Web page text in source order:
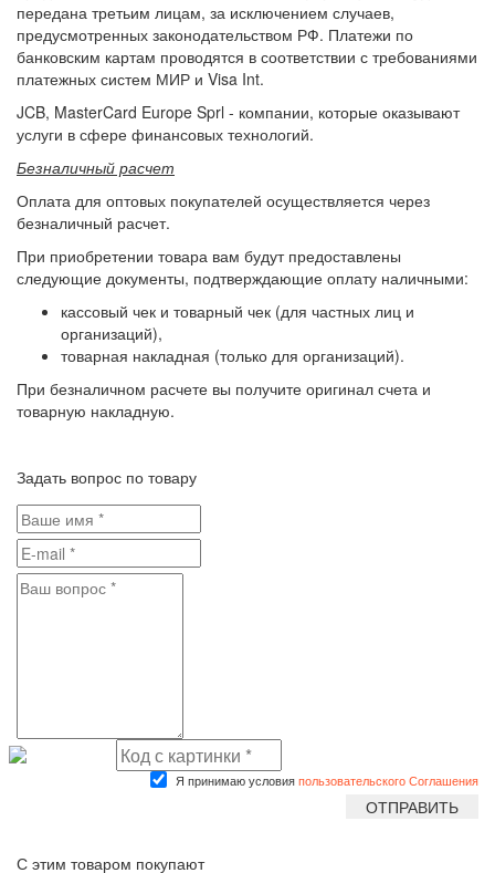
передана третьим лицам, за исключением случаев,
предусмотренных законодательством РФ. Платежи по
банковским картам проводятся в соответствии с требованиями
платежных систем МИР и Visa Int.
JCB, MasterCard Europe Sprl - компании, которые оказывают
услуги в сфере финансовых технологий.
Безналичный расчет
Оплата для оптовых покупателей осуществляется через
безналичный расчет.
При приобретении товара вам будут предоставлены
следующие документы, подтверждающие оплату наличными:
кассовый чек и товарный чек (для частных лиц и
организаций),
товарная накладная (только для организаций).
При безналичном расчете вы получите оригинал счета и
товарную накладную.
Задать вопрос по товару
Я принимаю условияпользовательского Соглашения
С этим товаром покупают